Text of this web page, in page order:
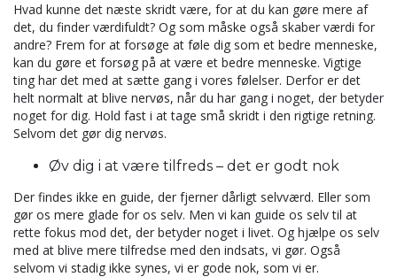
Hvad kunne det næste skridt være, for at du kan gøre mere af
det, du finder værdifuldt? Og som måske også skaber værdi for
andre? Frem for at forsøge at føle dig som et bedre menneske,
kan du gøre et forsøg på at være et bedre menneske. Vigtige
ting har det med at sætte gang i vores følelser. Derfor er det
helt normalt at blive nervøs, når du har gang i noget, der betyder
noget for dig. Hold fast i at tage små skridt i den rigtige retning.
Selvom det gør dig nervøs.
Øv dig i at være tilfreds – det er godt nok
Der findes ikke en guide, der fjerner dårligt selvværd. Eller som
gør os mere glade for os selv. Men vi kan guide os selv til at
rette fokus mod det, der betyder noget i livet. Og hjælpe os selv
med at blive mere tilfredse med den indsats, vi gør. Også
selvom vi stadig ikke synes, vi er gode nok, som vi er.